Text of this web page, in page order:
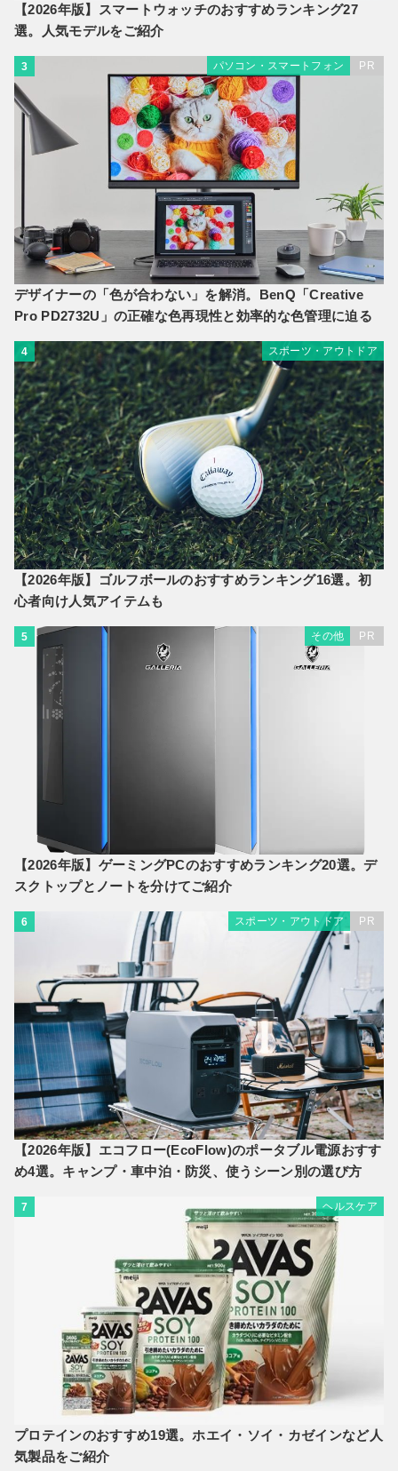
【2026年版】スマートウォッチのおすすめランキング27
選。人気モデルをご紹介
3 パソコン・スマートフォン PR
デザイナーの「色が合わない」を解消。BenQ「Creative
Pro PD2732U」の正確な色再現性と効率的な色管理に迫る
4 スポーツ・アウトドア
【2026年版】ゴルフボールのおすすめランキング16選。初
心者向け人気アイテムも
5 その他 PR
【2026年版】ゲーミングPCのおすすめランキング20選。デ
スクトップとノートを分けてご紹介
6 スポーツ・アウトドア PR
【2026年版】エコフロー(EcoFlow)のポータブル電源おすす
め4選。キャンプ・車中泊・防災、使うシーン別の選び方
7 ヘルスケア
プロテインのおすすめ19選。ホエイ・ソイ・カゼインなど人
気製品をご紹介